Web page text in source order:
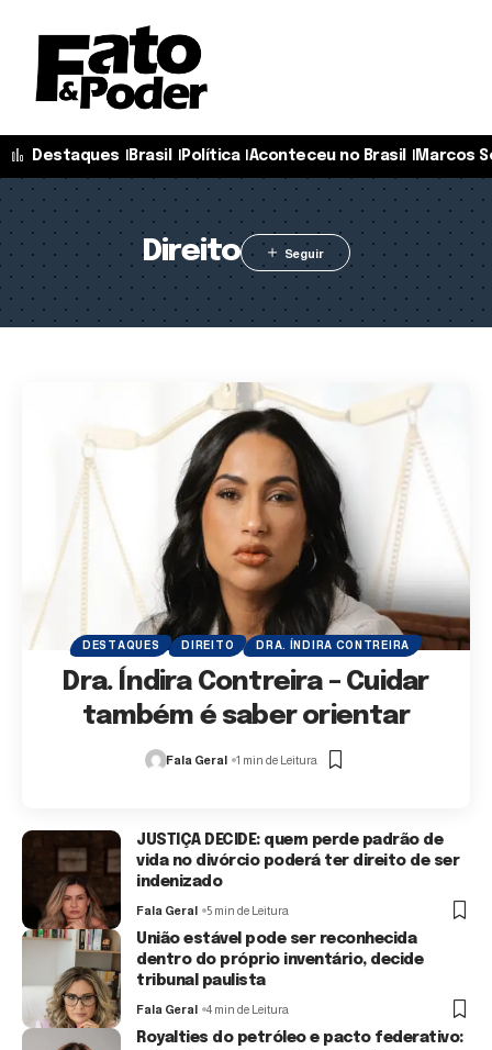
Destaques Brasil Política Aconteceu no Brasil Marcos
Direito
DESTAQUES DIREITO DRA. ÍNDIRA CONTREIRA
Dra. Índira Contreira – Cuidar
também é saber orientar
Fala Geral 1 min de Leitura
JUSTIÇA DECIDE: quem perde padrão de
vida no divórcio poderá ter direito de ser
indenizado
Fala Geral 5 min de Leitura
União estável pode ser reconhecida
dentro do próprio inventário, decide
tribunal paulista
Fala Geral 4 min de Leitura
Royalties do petróleo e pacto federativo: